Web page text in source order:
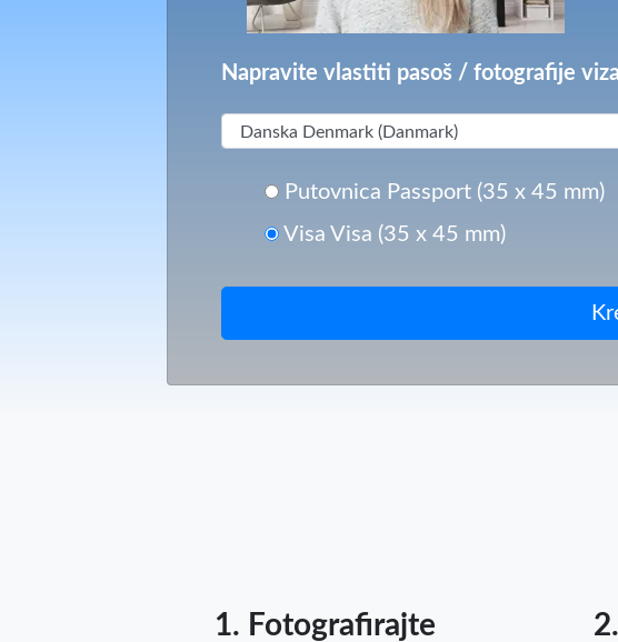
Napravite vlastiti pasoš / fotografije
Putovnica Passport (35 x 45 mm)
Visa Visa (35 x 45 mm)
1. Fotografirajte